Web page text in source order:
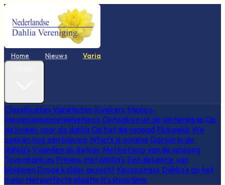
Home Nieuws Varia
Classificaties Variëteiten Kwekers Mexico,
Mexiehieieieieiehiehiehieco Ontwaken uit de winterslaap Op
de knieën voor de dahliaOp het dievenpad Plukgeluk We
zoeken nog een blauwe What's is a name Darwin in de
dahlia's Vijanden op de loer Met het oog van de viroloog
Toverdrankjes Fitness met dahlia's Een dekentje van
bladeren Droge kelder gezocht Keuzestress Dahlia's op het
menu Het perfecte plaatje It's showtime